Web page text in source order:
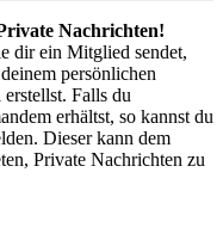
Nachrichten!
dir ein Mitglied sendet,
persönlichen
Falls du
erhältst, so kannst du
Dieser kann dem
Private Nachrichten zu